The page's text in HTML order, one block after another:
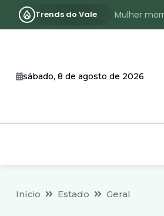
Trends do Vale
Mulher
sábado, 8 de agosto de 2026
Início Estado Geral